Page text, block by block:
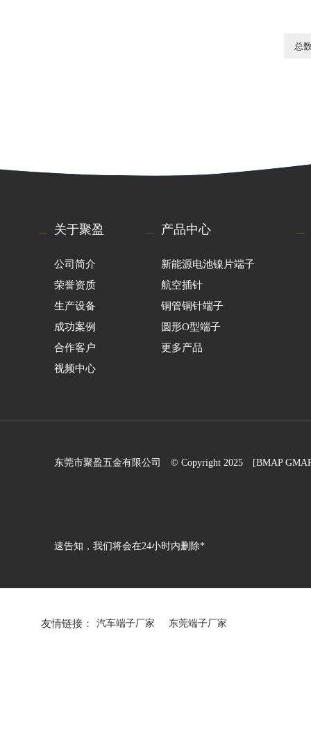
总
关于聚盈
公司简介
荣誉资质
生产设备
成功案例
合作客户
视频中心
产品中心
新能源电池镍片端子
航空插针
铜管铜针端子
圆形O型端子
更多产品
东莞市聚盈五金有限公司 © Copyright 2025 [BMAP
速告知，我们将会在24小时内删除*
友情链接： 汽车端子厂家 东莞端子厂家